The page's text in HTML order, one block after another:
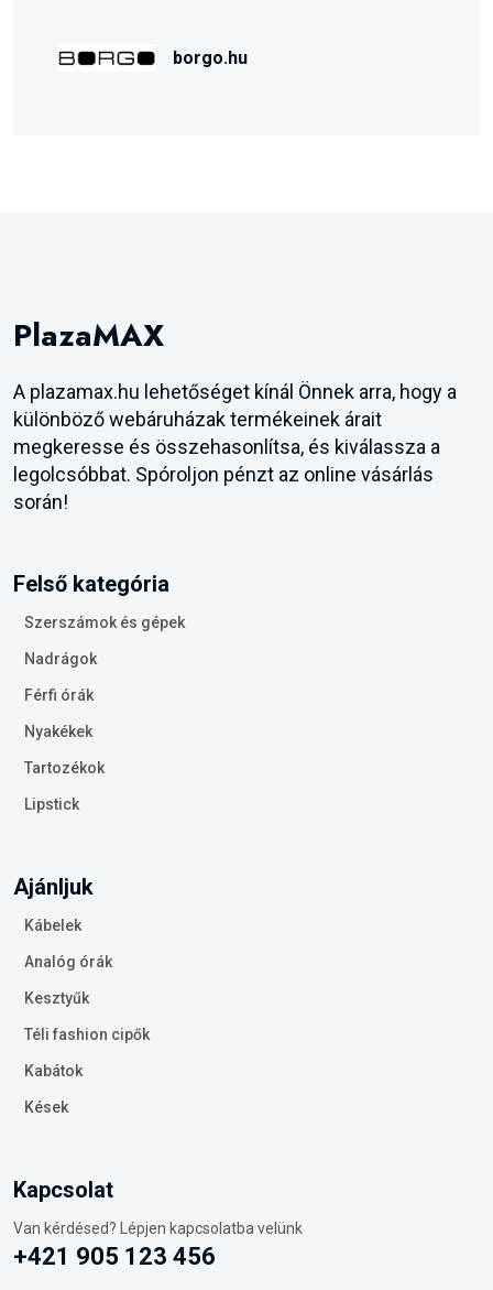
borgo.hu
PlazaMAX
A plazamax.hu lehetőséget kínál Önnek arra, hogy a
különböző webáruházak termékeinek árait
megkeresse és összehasonlítsa, és kiválassza a
legolcsóbbat. Spóroljon pénzt az online vásárlás
során!
Felső kategória
Szerszámok és gépek
Nadrágok
Férfi órák
Nyakékek
Tartozékok
Lipstick
Ajánljuk
Kábelek
Analóg órák
Kesztyűk
Téli fashion cipők
Kabátok
Kések
Kapcsolat
Van kérdésed? Lépjen kapcsolatba velünk
+421 905 123 456